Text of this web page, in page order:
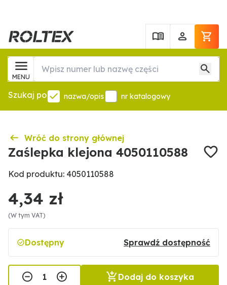
MENU
Szukaj po nazwa/opis nr katalogowy
Wróć do strony głównej
Zaślepka klejona 4050110588
Kod produktu: 4050110588
4,34 zł
(W tym VAT)
Dostępny Sprawdź dostępność
Dodaj do koszyka